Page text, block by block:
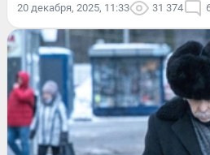
20 декабря, 2025, 11:33 31 374